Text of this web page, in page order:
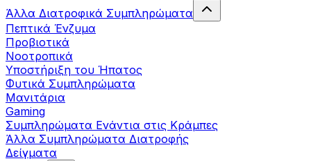
Άλλα Διατροφικά Συμπληρώματα
Πεπτικά Ένζυμα
Προβιοτικά
Νοοτροπικά
Υποστήριξη του Ήπατος
Φυτικά Συμπληρώματα
Μανιτάρια
Gaming
Συμπληρώματα Ενάντια στις Κράμπες
Άλλα Συμπληρώματα Διατροφής
Δείγματα